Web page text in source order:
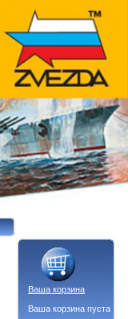
Ваша корзина
Ваша корзина пуста